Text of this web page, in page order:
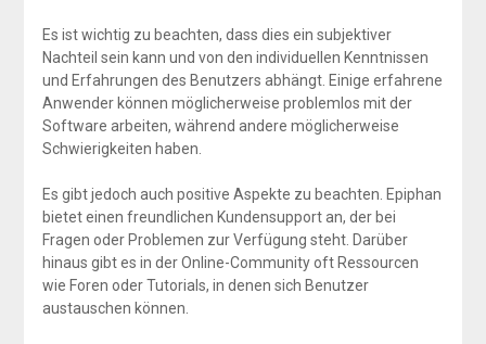
Es ist wichtig zu beachten, dass dies ein subjektiver
Nachteil sein kann und von den individuellen Kenntnissen
und Erfahrungen des Benutzers abhängt. Einige erfahrene
Anwender können möglicherweise problemlos mit der
Software arbeiten, während andere möglicherweise
Schwierigkeiten haben.
Es gibt jedoch auch positive Aspekte zu beachten. Epiphan
bietet einen freundlichen Kundensupport an, der bei
Fragen oder Problemen zur Verfügung steht. Darüber
hinaus gibt es in der Online-Community oft Ressourcen
wie Foren oder Tutorials, in denen sich Benutzer
austauschen können.